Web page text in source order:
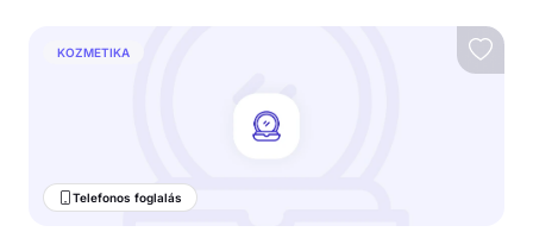
KOZMETIKA
Telefonos foglalás